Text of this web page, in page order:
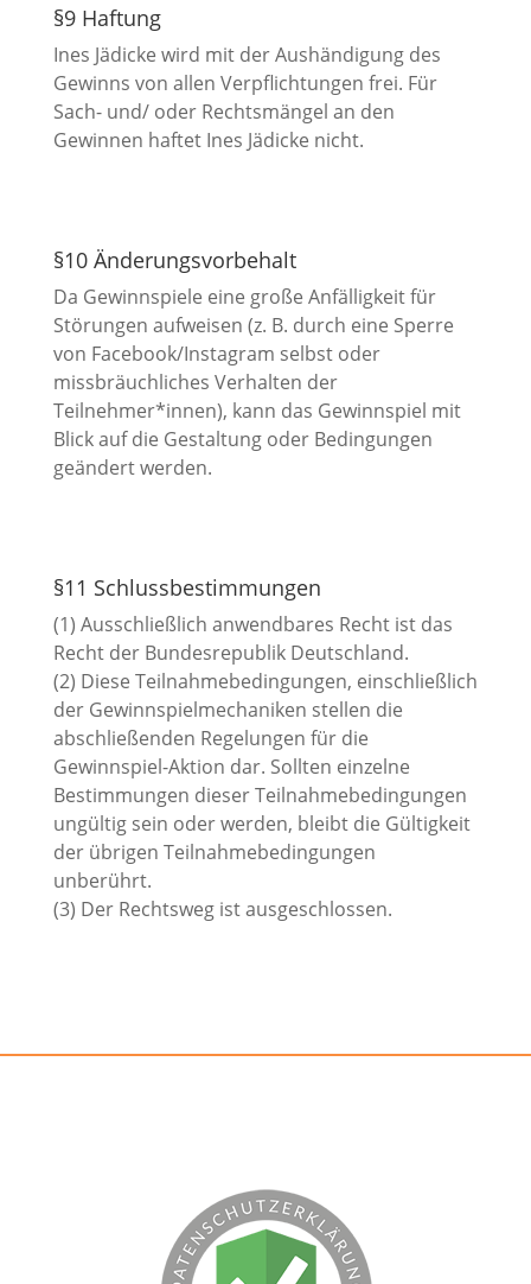
§9 Haftung
Ines Jädicke wird mit der Aushändigung des
Gewinns von allen Verpflichtungen frei. Für
Sach- und/ oder Rechtsmängel an den
Gewinnen haftet Ines Jädicke nicht.
§10 Änderungsvorbehalt
Da Gewinnspiele eine große Anfälligkeit für
Störungen aufweisen (z. B. durch eine Sperre
von Facebook/Instagram selbst oder
missbräuchliches Verhalten der
Teilnehmer*innen), kann das Gewinnspiel mit
Blick auf die Gestaltung oder Bedingungen
geändert werden.
§11 Schlussbestimmungen
(1) Ausschließlich anwendbares Recht ist das
Recht der Bundesrepublik Deutschland.
(2) Diese Teilnahmebedingungen, einschließlich
der Gewinnspielmechaniken stellen die
abschließenden Regelungen für die
Gewinnspiel-Aktion dar. Sollten einzelne
Bestimmungen dieser Teilnahmebedingungen
ungültig sein oder werden, bleibt die Gültigkeit
der übrigen Teilnahmebedingungen
unberührt.
(3) Der Rechtsweg ist ausgeschlossen.